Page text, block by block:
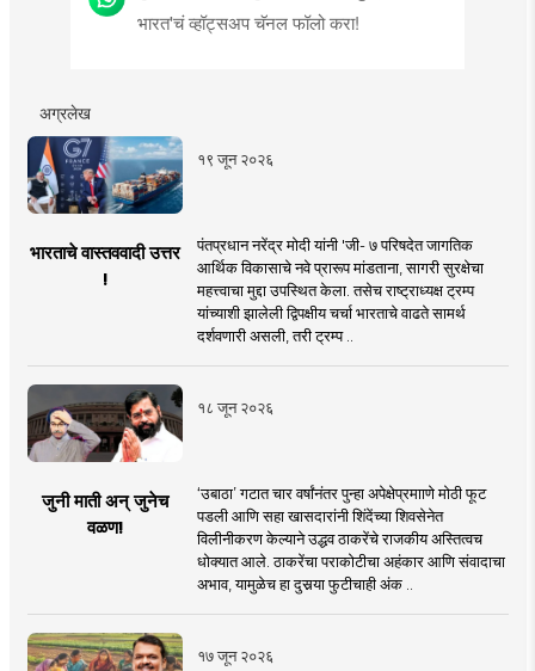
भारत'चं व्हॉट्सअप चॅनल फॉलो करा!
अग्रलेख
१९ जून २०२६
भारताचे वास्तववादी उत्तर
!
पंतप्रधान नरेंद्र मोदी यांनी 'जी- ७ परिषदेत जागतिक
आर्थिक विकासाचे नवे प्रारूप मांडताना, सागरी सुरक्षेचा
महत्त्वाचा मुद्दा उपस्थित केला. तसेच राष्ट्राध्यक्ष ट्रम्प
यांच्याशी झालेली द्विपक्षीय चर्चा भारताचे वाढते सामर्थ
दर्शवणारी असली, तरी ट्रम्प ..
१८ जून २०२६
जुनी माती अन् जुनेच
वळण!
‘उबाठा’ गटात चार वर्षांनंतर पुन्हा अपेक्षेप्रमााणे मोठी फूट
पडली आणि सहा खासदारांनी शिंदेंच्या शिवसेनेत
विलीनीकरण केल्याने उद्धव ठाकरेंचे राजकीय अस्तित्वच
धोक्यात आले. ठाकरेंचा पराकोटीचा अहंकार आणि संवादाचा
अभाव, यामुळेच हा दुसर्‍या फुटीचाही अंक ..
१७ जून २०२६